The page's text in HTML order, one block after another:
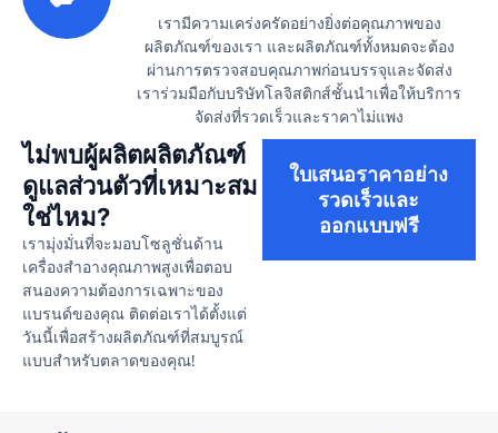
เรามีความเคร่งครัดอย่างยิ่งต่อคุณภาพของ
ผลิตภัณฑ์ของเรา และผลิตภัณฑ์ทั้งหมดจะต้อง
ผ่านการตรวจสอบคุณภาพก่อนบรรจุและจัดส่ง
เราร่วมมือกับบริษัทโลจิสติกส์ชั้นนำเพื่อให้บริการ
จัดส่งที่รวดเร็วและราคาไม่แพง
ไม่พบผู้ผลิตผลิตภัณฑ์
ดูแลส่วนตัวที่เหมาะสม
ใช่ไหม?
เรามุ่งมั่นที่จะมอบโซลูชั่นด้าน
เครื่องสำอางคุณภาพสูงเพื่อตอบ
สนองความต้องการเฉพาะของ
แบรนด์ของคุณ ติดต่อเราได้ตั้งแต่
วันนี้เพื่อสร้างผลิตภัณฑ์ที่สมบูรณ์
แบบสำหรับตลาดของคุณ!
ใบเสนอราคาอย่าง
รวดเร็วและ
ออกแบบฟรี